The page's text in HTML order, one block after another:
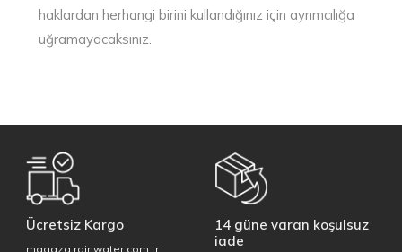
haklardan herhangi birini kullandığınız için ayrımcılığa
uğramayacaksınız.
Ücretsiz Kargo
magaza.rainwater.com.tr
14 güne varan koşulsuz
iade